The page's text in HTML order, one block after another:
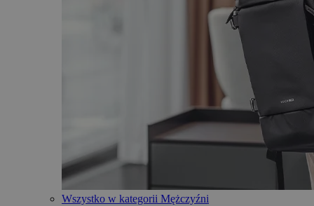
Wszystko w kategorii Mężczyźni